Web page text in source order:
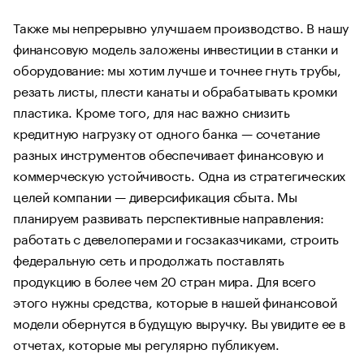
Также мы непрерывно улучшаем производство. В нашу
финансовую модель заложены инвестиции в станки и
оборудование: мы хотим лучше и точнее гнуть трубы,
резать листы, плести канаты и обрабатывать кромки
пластика. Кроме того, для нас важно снизить
кредитную нагрузку от одного банка — сочетание
разных инструментов обеспечивает финансовую и
коммерческую устойчивость. Одна из стратегических
целей компании — диверсификация сбыта. Мы
планируем развивать перспективные направления:
работать с девелоперами и госзаказчиками, строить
федеральную сеть и продолжать поставлять
продукцию в более чем 20 стран мира. Для всего
этого нужны средства, которые в нашей финансовой
модели обернутся в будущую выручку. Вы увидите ее в
отчетах, которые мы регулярно публикуем.